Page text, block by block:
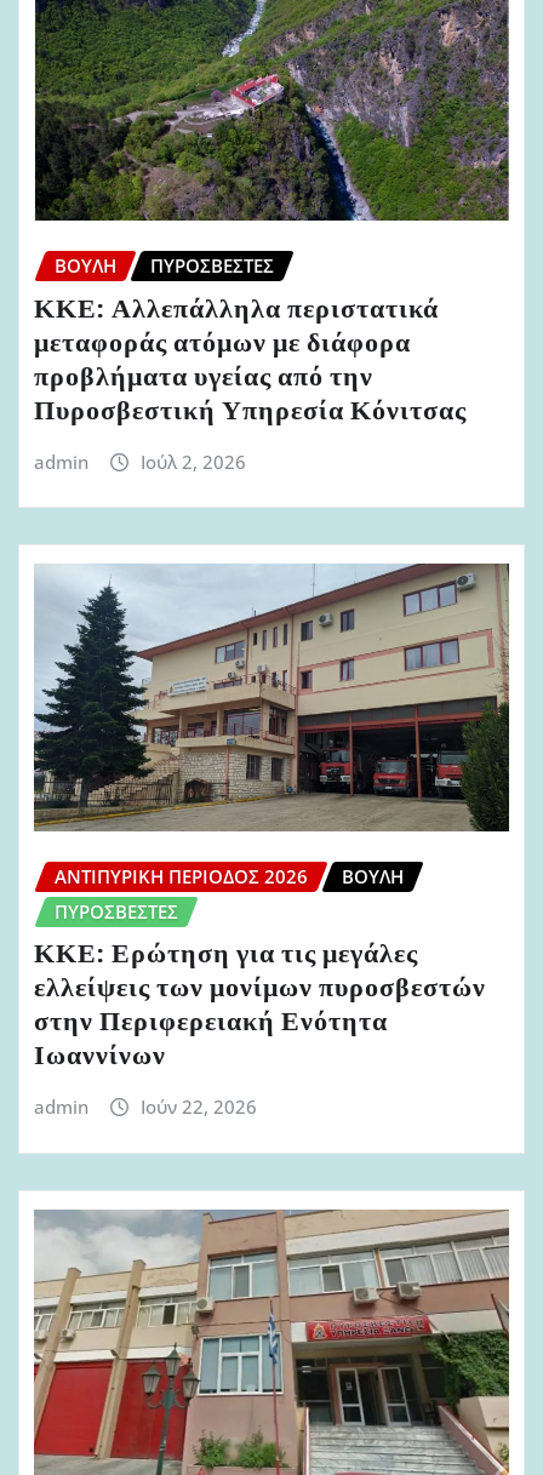
ΒΟΥΛΉ ΠΥΡΟΣΒΈΣΤΕΣ
ΚΚΕ: Αλλεπάλληλα περιστατικά
μεταφοράς ατόμων με διάφορα
προβλήματα υγείας από την
Πυροσβεστική Υπηρεσία Κόνιτσας
admin Ιούλ 2, 2026
ΑΝΤΙΠΥΡΙΚΉ ΠΕΡΊΟΔΟΣ 2026
ΒΟΥΛΉ
ΠΥΡΟΣΒΈΣΤΕΣ
ΚΚΕ: Ερώτηση για τις μεγάλες
ελλείψεις των μονίμων πυροσβεστών
στην Περιφερειακή Ενότητα
Ιωαννίνων
admin Ιούν 22, 2026